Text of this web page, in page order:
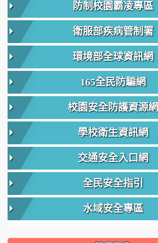
防制校園霸凌專區
衛服部疾病管制署
環境部全球資訊網
165全民防騙網
校園安全防護資源網
學校衛生資訊網
交通安全入口網
全民安全指引
水域安全專區